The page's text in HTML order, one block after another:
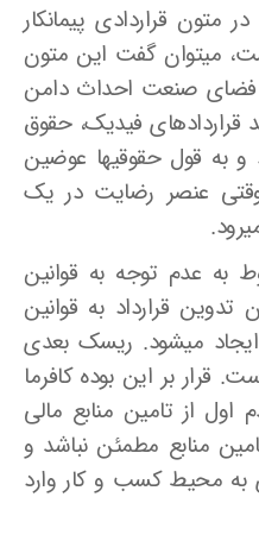
متون قراردادی پیمانکار
می­توان گفت این متون
صنعت احداث دامن
قراردادهای فیدیک، حقوق
و به قول حقوقی­ها عوضین
عنصر رضایت در یک
به عدم توجه به قوانین
قرارداد به قوانین
می­شود. ریسک بعدی
قرار بر این بوده کافرما
از تامین منابع مالی
منابع مطمئن نباشد و
به محیط کسب و کار وارد